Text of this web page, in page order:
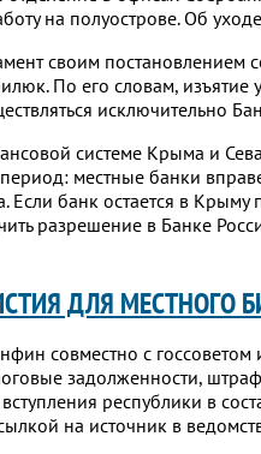
на полуострове. Об
своим постановлением
По его словам,
исключительно
системе Крыма и
местные банки
Если банк остается в
разрешение в Банке
ДЛЯ МЕСТНОГО
совместно с госсоветом
задолженности,
республики в
на источник в